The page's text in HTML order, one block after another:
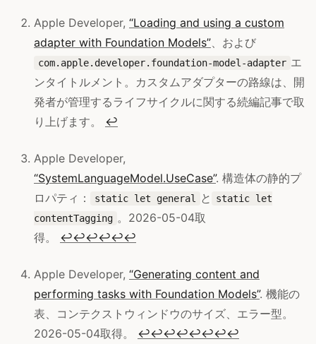
Apple Developer, “Loading and using a custom
adapter with Foundation Models”、および
com.apple.developer.foundation-model-adapter エ
ンタイトルメント。カスタムアダプターの路線は、開
発者が管理するライフサイクルに関する続編記事で取
り上げます。 ↩
Apple Developer,
“SystemLanguageModel.UseCase”. 構造体の静的プ
ロパティ：
static let general と
static let
contentTagging 。2026-05-04取
得。 ↩↩↩↩↩↩
Apple Developer, “Generating content and
performing tasks with Foundation Models”. 機能の
表、コンテクストウィンドウのサイズ、エラー型。
2026-05-04取得。 ↩↩↩↩↩↩↩↩